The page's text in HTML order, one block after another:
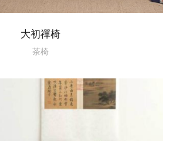
大初禪椅
茶椅